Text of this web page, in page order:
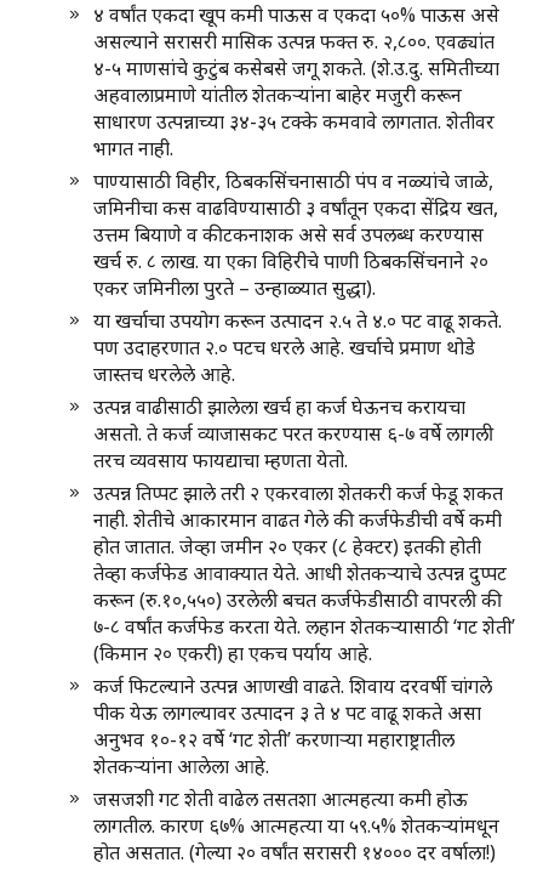
४ वर्षांत एकदा खूप कमी पाऊस व एकदा ५०% पाऊस असे
असल्याने सरासरी मासिक उत्पन्न फक्त रु. २,८००. एवढ्यांत
४-५ माणसांचे कुटुंब कसेबसे जगू शकते. (शे.उ.दु. समितीच्या
अहवालाप्रमाणे यांतील शेतकर्‍यांना बाहेर मजुरी करून
साधारण उत्पन्नाच्या ३४-३५ टक्के कमवावे लागतात. शेतीवर
भागत नाही.
पाण्यासाठी विहीर, ठिबकसिंचनासाठी पंप व नळ्यांचे जाळे,
जमिनीचा कस वाढविण्यासाठी ३ वर्षांतून एकदा सेंद्रिय खत,
उत्तम बियाणे व कीटकनाशक असे सर्व उपलब्ध करण्यास
खर्च रु. ८ लाख. या एका विहिरीचे पाणी ठिबकसिंचनाने २०
एकर जमिनीला पुरते – उन्हाळ्यात सुद्धा).
या खर्चाचा उपयोग करून उत्पादन २.५ ते ४.० पट वाढू शकते.
पण उदाहरणात २.० पटच धरले आहे. खर्चाचे प्रमाण थोडे
जास्तच धरलेले आहे.
उत्पन्न वाढीसाठी झालेला खर्च हा कर्ज घेऊनच करायचा
असतो. ते कर्ज व्याजासकट परत करण्यास ६-७ वर्षे लागली
तरच व्यवसाय फायद्याचा म्हणता येतो.
उत्पन्न तिप्पट झाले तरी २ एकरवाला शेतकरी कर्ज फेडू शकत
नाही. शेतीचे आकारमान वाढत गेले की कर्जफेडीची वर्षे कमी
होत जातात. जेव्हा जमीन २० एकर (८ हेक्टर) इतकी होती
तेव्हा कर्जफेड आवाक्यात येते. आधी शेतकर्‍याचे उत्पन्न दुप्पट
करून (रु.१०,५५०) उरलेली बचत कर्जफेडीसाठी वापरली की
७-८ वर्षांत कर्जफेड करता येते. लहान शेतकर्‍यासाठी ‘गट शेती’
(किमान २० एकरी) हा एकच पर्याय आहे.
कर्ज फिटल्याने उत्पन्न आणखी वाढते. शिवाय दरवर्षी चांगले
पीक येऊ लागल्यावर उत्पादन ३ ते ४ पट वाढू शकते असा
अनुभव १०-१२ वर्षे ‘गट शेती’ करणार्‍या महाराष्ट्रातील
शेतकर्‍यांना आलेला आहे.
जसजशी गट शेती वाढेल तसतशा आत्महत्या कमी होऊ
लागतील. कारण ६७% आत्महत्या या ५९.५% शेतकर्‍यांमधून
होत असतात. (गेल्या २० वर्षांत सरासरी १४००० दर वर्षाला!)